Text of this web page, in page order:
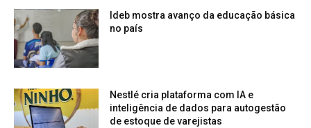
Ideb mostra avanço da educação básica
no país
Nestlé cria plataforma com IA e
inteligência de dados para autogestão
de estoque de varejistas